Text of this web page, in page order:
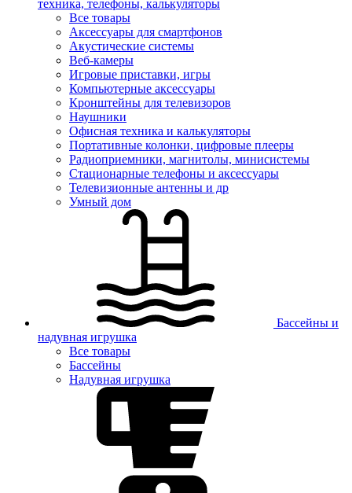
техника, телефоны, калькуляторы
Все товары
Аксессуары для смартфонов
Акустические системы
Веб-камеры
Игровые приставки, игры
Компьютерные аксессуары
Кронштейны для телевизоров
Наушники
Офисная техника и калькуляторы
Портативные колонки, цифровые плееры
Радиоприемники, магнитолы, минисистемы
Стационарные телефоны и аксессуары
Телевизионные антенны и др
Умный дом
Бассейны и
надувная игрушка
Все товары
Бассейны
Надувная игрушка